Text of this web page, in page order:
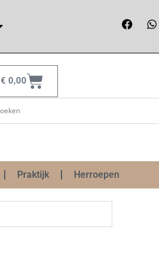
€ 0,00
Praktijk Herroepen